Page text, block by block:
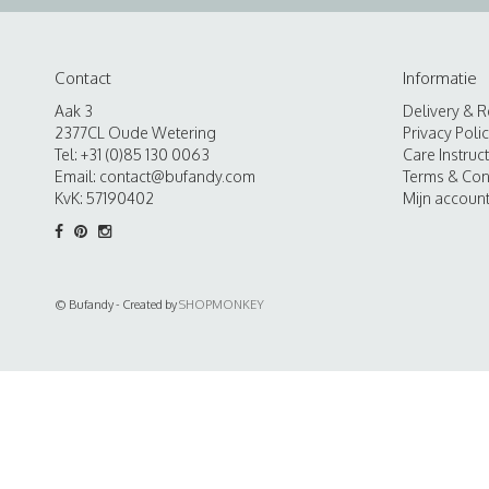
Contact
Aak 3
2377CL Oude Wetering
Tel: +31 (0)85 130 0063
Email: contact@bufandy.com
KvK: 57190402
Informatie
Delivery &
Privacy
Care
Terms &
Mijn account
© Bufandy - Created bySHOPMONKEY